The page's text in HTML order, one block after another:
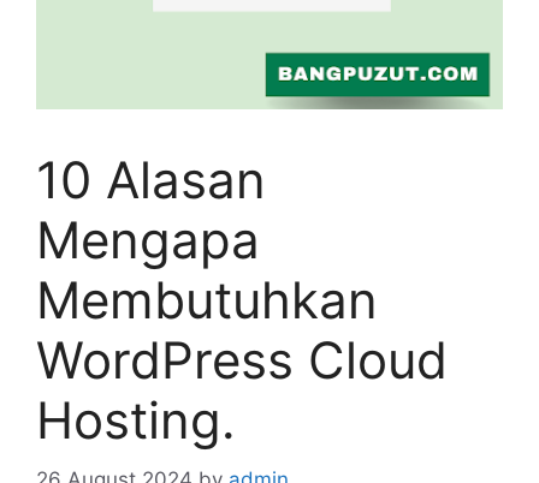
10 Alasan
Mengapa
Membutuhkan
WordPress Cloud
Hosting.